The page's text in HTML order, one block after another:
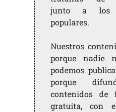
junto a los
populares.
Nuestros
porque nadie
podemos
porque
contenidos
gratuita, con